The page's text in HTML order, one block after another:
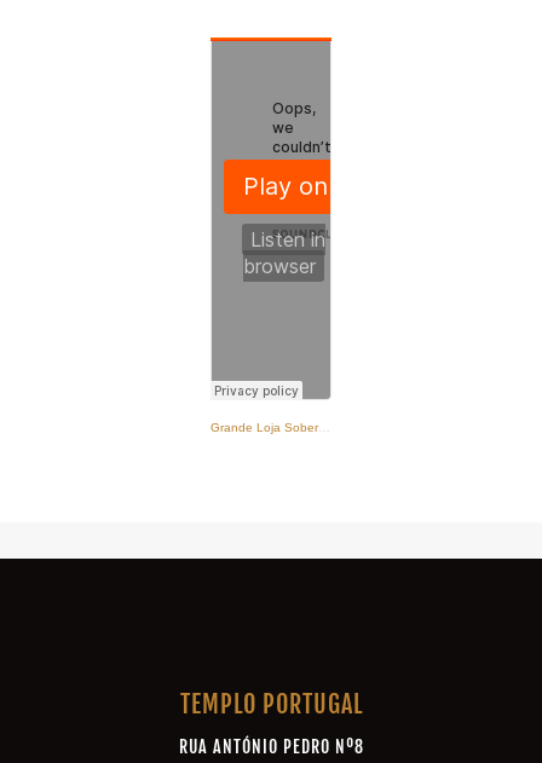
Grande Loja Soberana de Portugal
TEMPLO PORTUGAL
RUA ANTÓNIO PEDRO Nº8